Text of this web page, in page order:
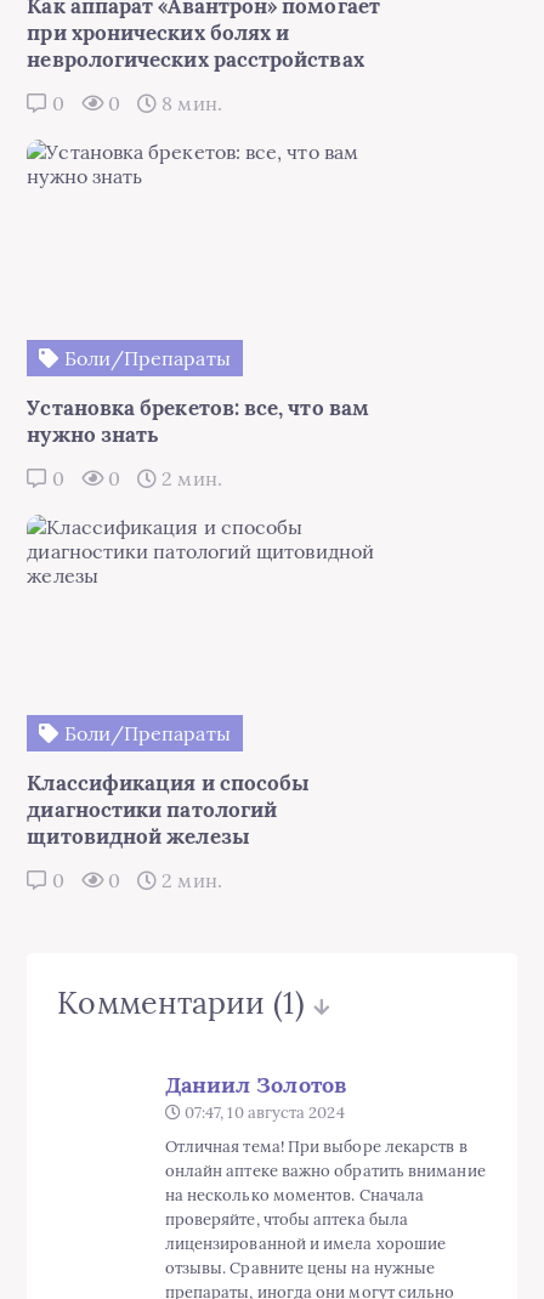
Как аппарат «Авантрон» помогает
при хронических болях и
неврологических расстройствах
0 0 8 мин.
Боли/Препараты
Установка брекетов: все, что вам
нужно знать
0 0 2 мин.
Боли/Препараты
Классификация и способы
диагностики патологий
щитовидной железы
0 0 2 мин.
Комментарии (1)
Даниил Золотов
07:47, 10 августа 2024
Отличная тема! При выборе лекарств в
онлайн аптеке важно обратить внимание
на несколько моментов. Сначала
проверяйте, чтобы аптека была
лицензированной и имела хорошие
отзывы. Сравните цены на нужные
препараты, иногда они могут сильно